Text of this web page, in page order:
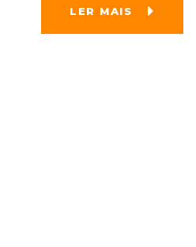
LER MAIS